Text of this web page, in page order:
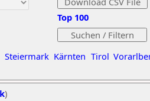
Steiermark Kärnten Tirol
Top 100
)